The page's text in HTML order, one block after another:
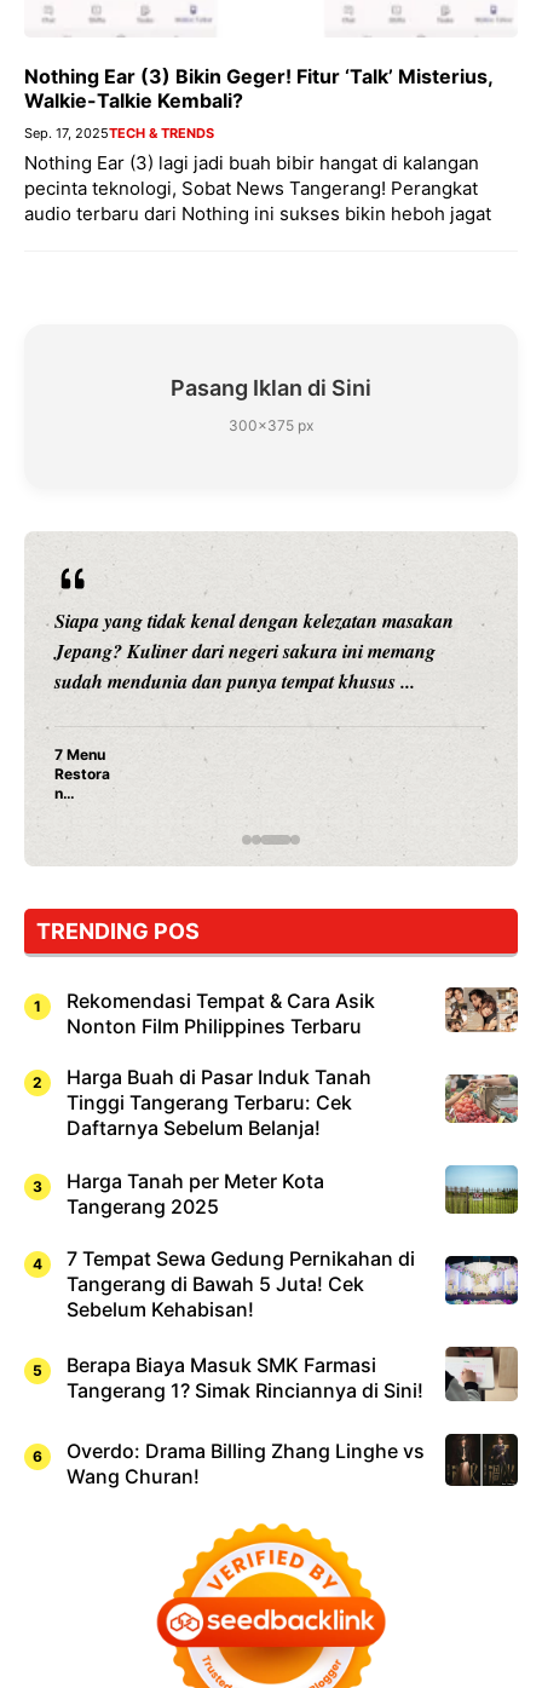
Nothing Ear (3) Bikin Geger! Fitur ‘Talk’ Misterius,
Walkie-Talkie Kembali?
Sep. 17, 2025TECH & TRENDS
Nothing Ear (3) lagi jadi buah bibir hangat di kalangan
pecinta teknologi, Sobat News Tangerang! Perangkat
audio terbaru dari Nothing ini sukses bikin heboh jagat
Pasang Iklan di Sini
300×375 px
Siapa yang tidak kenal dengan kelezatan masakan
Jepang? Kuliner dari negeri sakura ini memang
sudah mendunia dan punya tempat khusus ...
7 Menu
Restora
n
Jepang
yang
Dicoba,
Cuma
Sushi!
TRENDING POS
Rekomendasi Tempat & Cara Asik
Nonton Film Philippines Terbaru
Harga Buah di Pasar Induk Tanah
Tinggi Tangerang Terbaru: Cek
Daftarnya Sebelum Belanja!
Harga Tanah per Meter Kota
Tangerang 2025
7 Tempat Sewa Gedung Pernikahan di
Tangerang di Bawah 5 Juta! Cek
Sebelum Kehabisan!
Berapa Biaya Masuk SMK Farmasi
Tangerang 1? Simak Rinciannya di Sini!
Overdo: Drama Billing Zhang Linghe vs
Wang Churan!